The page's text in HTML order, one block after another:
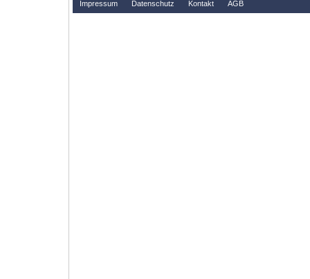
Impressum Datenschutz Kontakt AGB